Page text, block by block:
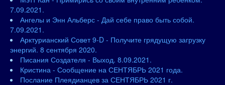
7.09.2021.
Ангелы и Энн Альберс - Дай себе право быть собой.
7.09.2021.
Арктурианский Совет 9-D - Получите грядущую загрузку
энергий. 8 сентября 2020.
Писания Создателя - Выход. 8.09.2021.
Кристина - Сообщение на СЕНТЯБРЬ 2021 года.
Послание Плеядианцев за СЕНТЯБРЬ 2021 г.